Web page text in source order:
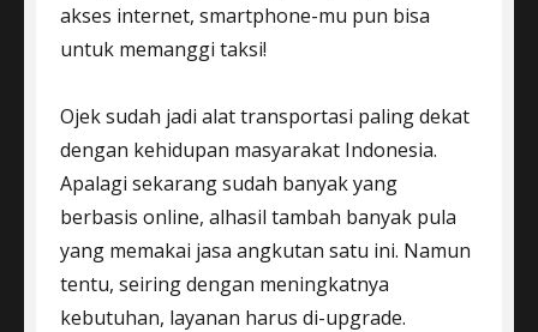
akses internet, smartphone-mu pun bisa
untuk memanggi taksi!
Ojek sudah jadi alat transportasi paling dekat
dengan kehidupan masyarakat Indonesia.
Apalagi sekarang sudah banyak yang
berbasis online, alhasil tambah banyak pula
yang memakai jasa angkutan satu ini. Namun
tentu, seiring dengan meningkatnya
kebutuhan, layanan harus di-upgrade.